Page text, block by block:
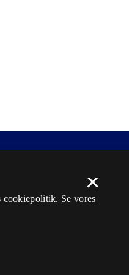
×
cookiepolitik. Se vores